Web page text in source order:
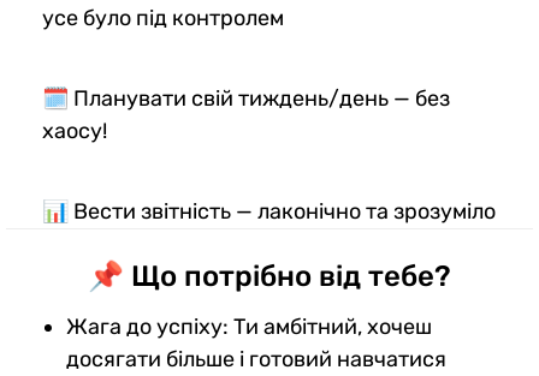
усе було під контролем
🗓️ Планувати свій тиждень/день — без
хаосу!
📊 Вести звітність — лаконічно та зрозуміло
📌 Що потрібно від тебе?
Жага до успіху: Ти амбітний, хочеш
досягати більше і готовий навчатися